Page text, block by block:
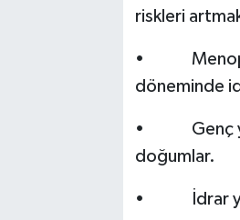
riskleri
•
döneminde
• Genç
doğumlar.
• İdrar